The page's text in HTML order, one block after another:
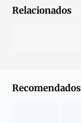
Relacionados
Recomendados